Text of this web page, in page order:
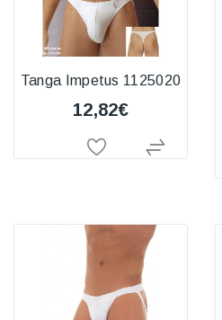
Tanga Impetus 1125020
12,82€